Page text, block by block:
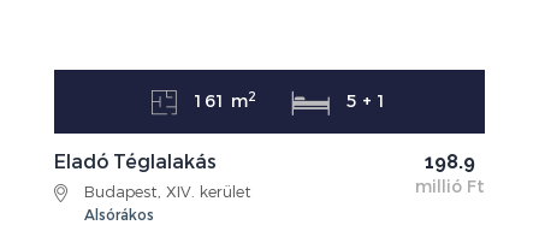
161 m2 5 + 1
198.9
millió Ft
Eladó Téglalakás
Budapest, XIV. kerület
Alsórákos